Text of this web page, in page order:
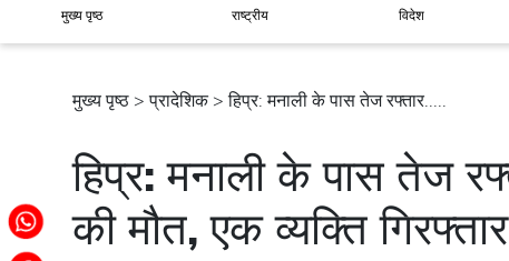
मुख्य पृष्ठ राष्ट्रीय विदेश
मुख्य पृष्ठ >प्रादेशिक> हिप्र: मनाली के पास तेज रफ्तार.....
हिप्र: मनाली के पास तेज
की मौत, एक व्यक्ति गिरफ्तार